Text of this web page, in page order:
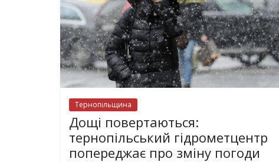
Тернопільщина
Дощі повертаються:
тернопільський гідрометцентр
попереджає про зміну погоди